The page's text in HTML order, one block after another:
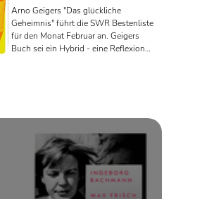
Arno Geigers "Das glückliche
Geheimnis" führt die SWR Bestenliste
für den Monat Februar an. Geigers
Buch sei ein Hybrid - eine Reflexion